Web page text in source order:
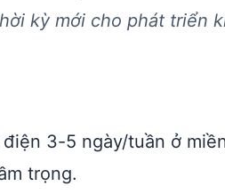
kỳ mới cho phát triển
3-5 ngày/tuần ở
trọng.